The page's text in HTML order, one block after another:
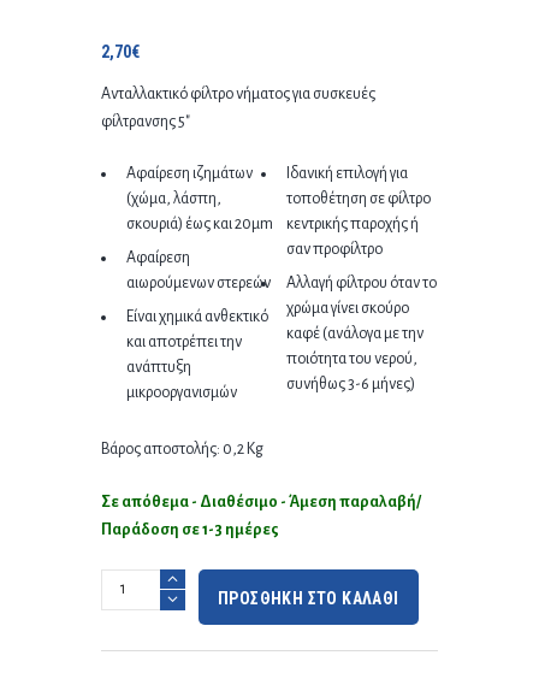
2,70€
Ανταλλακτικό φίλτρο νήματος για συσκευές
φίλτρανσης 5″
Αφαίρεση ιζημάτων
(χώμα, λάσπη,
σκουριά) έως και 20μm
Αφαίρεση
αιωρούμενων στερεών
Είναι χημικά ανθεκτικό
και αποτρέπει την
ανάπτυξη
μικροοργανισμών
Ιδανική επιλογή για
τοποθέτηση σε φίλτρο
κεντρικής παροχής ή
σαν προφίλτρο
Αλλαγή φίλτρου όταν το
χρώμα γίνει σκούρο
καφέ (ανάλογα με την
ποιότητα του νερού,
συνήθως 3-6 μήνες)
Βάρος αποστολής: 0,2 Kg
Σε απόθεμα - Διαθέσιμο - Άμεση παραλαβή/
Παράδοση σε 1-3 ημέρες
ΠΡΟΣΘΗΚΗ ΣΤΟ ΚΑΛΑΘΙ